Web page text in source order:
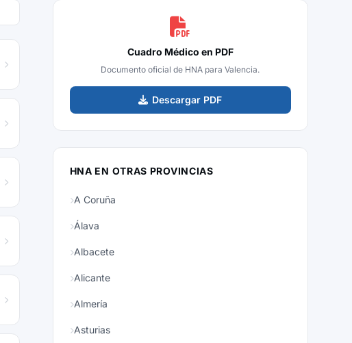
Cuadro Médico en PDF
Documento oficial de HNA para Valencia.
Descargar PDF
HNA EN OTRAS PROVINCIAS
A Coruña
Álava
Albacete
Alicante
Almería
Asturias